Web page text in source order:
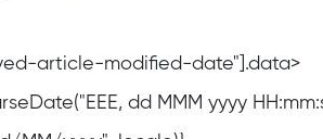
article-modified-date"].data>
dd MMM yyyy